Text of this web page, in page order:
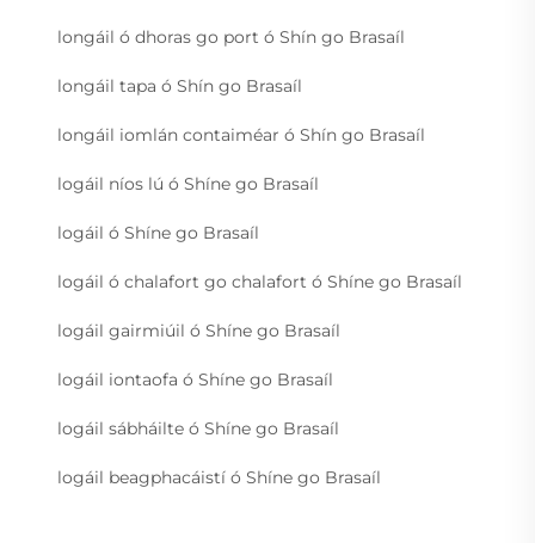
longáil ó dhoras go port ó Shín go Brasaíl
longáil tapa ó Shín go Brasaíl
longáil iomlán contaiméar ó Shín go Brasaíl
logáil níos lú ó Shíne go Brasaíl
logáil ó Shíne go Brasaíl
logáil ó chalafort go chalafort ó Shíne go Brasaíl
logáil gairmiúil ó Shíne go Brasaíl
logáil iontaofa ó Shíne go Brasaíl
logáil sábháilte ó Shíne go Brasaíl
logáil beagphacáistí ó Shíne go Brasaíl